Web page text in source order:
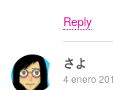
Reply
さよ
4 enero